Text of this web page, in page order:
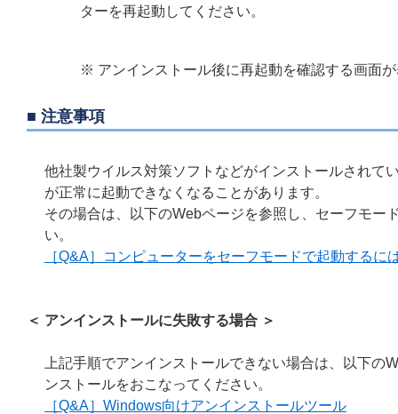
ターを再起動してください。
※ アンインストール後に再起動を確認する画面
■ 注意事項
他社製ウイルス対策ソフトなどがインストールされて
が正常に起動できなくなることがあります。
その場合は、以下のWebページを参照し、セーフモ
い。
［Q&A］コンピューターをセーフモードで起動するに
＜ アンインストールに失敗する場合 ＞
上記手順でアンインストールできない場合は、以下
ンストールをおこなってください。
［Q&A］Windows向けアンインストールツール